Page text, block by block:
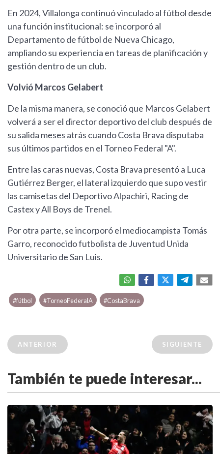
En 2024, Villalonga continuó vinculado al fútbol desde
una función institucional: se incorporó al
Departamento de fútbol de Nueva Chicago,
ampliando su experiencia en tareas de planificación y
gestión dentro de un club.
Volvió Marcos Gelabert
De la misma manera, se conoció que Marcos Gelabert
volverá a ser el director deportivo del club después de
su salida meses atrás cuando Costa Brava disputaba
sus últimos partidos en el Torneo Federal "A".
Entre las caras nuevas, Costa Brava presentó a Luca
Gutiérrez Berger, el lateral izquierdo que supo vestir
las camisetas del Deportivo Alpachiri, Racing de
Castex y All Boys de Trenel.
Por otra parte, se incorporó el mediocampista Tomás
Garro, reconocido futbolista de Juventud Unida
Universitario de San Luis.
#fútbol #TorneoFederalA #CostaBrava
ANTERIOR SIGUIENTE
También te puede interesar...